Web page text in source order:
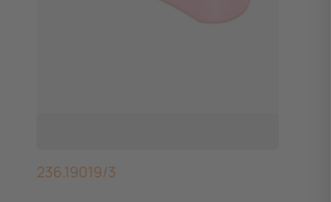
236.19019/3